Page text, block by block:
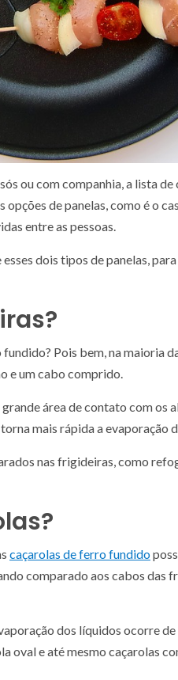
ou com companhia, a lista
de panelas, como é o
entre as pessoas.
dois tipos de panelas,
Pois bem, na maioria
e um cabo comprido.
grande área de contato com os
mais rápida a evaporação
nas frigideiras, como
caçarolas de ferro fundido
comparado aos cabos das
dos líquidos ocorre
oval e até mesmo caçarolas